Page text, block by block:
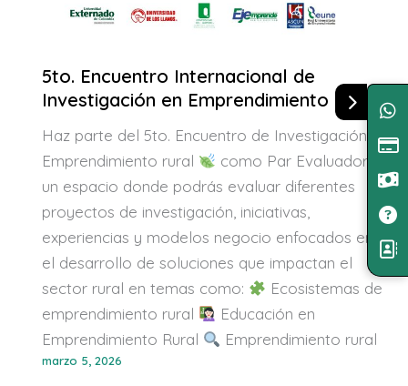
5to. Encuentro Internacional de
Investigación en Emprendimiento Rural
Haz parte del 5to. Encuentro de Investigación en
Emprendimiento rural
como Par Evaluador,
un espacio donde podrás evaluar diferentes
proyectos de investigación, iniciativas,
experiencias y modelos negocio enfocados en
el desarrollo de soluciones que impactan el
sector rural en temas como:
Ecosistemas de
emprendimiento rural
Educación en
Emprendimiento Rural
Emprendimiento rural
marzo 5, 2026